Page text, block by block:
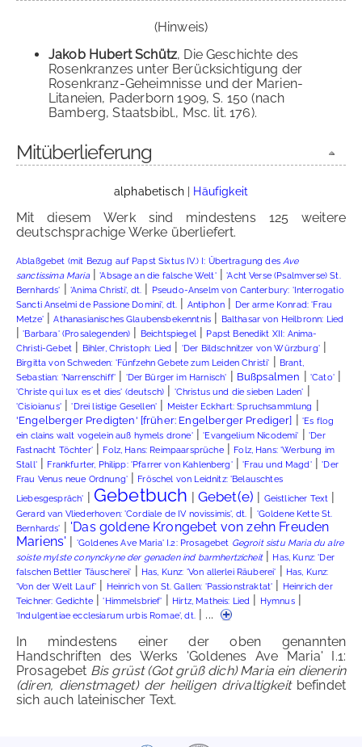
(Hinweis)
Jakob Hubert Schütz, Die Geschichte des
Rosenkranzes unter Berücksichtigung der
Rosenkranz-Geheimnisse und der Marien-
Litaneien, Paderborn 1909, S. 150 (nach
Bamberg, Staatsbibl., Msc. lit. 176).
Mitüberlieferung
alphabetisch| Häufigkeit
Mit diesem Werk sind mindestens 125 weitere
deutschsprachige Werke überliefert.
Ablaßgebet (mit Bezug auf Papst Sixtus IV.) I: Übertragung desAve
sanctissima Maria|'Absage an die falsche Welt'|'Acht Verse (Psalmverse) St.
Bernhards' |'Anima Christi', dt. | Pseudo-Anselm von Canterbury: 'Interrogatio
Sancti Anselmi de Passione Domini', dt. | Antiphon | Der arme Konrad: 'Frau
Metze'|Athanasianisches Glaubensbekenntnis | Balthasar von Heilbronn: Lied
|'Barbara' (Prosalegenden) | Beichtspiegel| Papst Benedikt XII: Anima-
Christi-Gebet | Bihler, Christoph: Lied | 'Der Bildschnitzer von Würzburg'|
Birgitta von Schweden: 'Fünfzehn Gebete zum Leiden Christi' | Brant,
Sebastian: 'Narrenschiff' | 'Der Bürger im Harnisch' | Bußpsalmen | 'Cato'|
'Christe qui lux es et dies' (deutsch) | 'Christus und die sieben Laden' |
'Cisioianus'|'Drei listige Gesellen' | Meister Eckhart: Spruchsammlung |
'Engelberger Predigten' [früher: Engelberger Prediger] |'Es flog
ein clains walt vogelein auß hymels drone'|'Evangelium Nicodemi' |'Der
Fastnacht Töchter'| Folz, Hans: Reimpaarsprüche| Folz, Hans: 'Werbung im
Stall'| Frankfurter, Philipp: 'Pfarrer von Kahlenberg'|'Frau und Magd'|'Der
Frau Venus neue Ordnung'| Fröschel von Leidnitz: 'Belauschtes
Liebesgespräch' | Gebetbuch | Gebet(e) | Geistlicher Text |
Gerard van Vliederhoven: 'Cordiale de IV novissimis', dt. | 'Goldene Kette St.
Bernhards' | 'Das goldene Krongebet von zehn Freuden
Mariens' | 'Goldenes Ave Maria' I.2: Prosagebet Gegroit sistu Maria du alre
soiste mylste conynckyne der genaden ind barmhertzicheit| Has, Kunz: 'Der
falschen Bettler Täuscherei' | Has, Kunz: 'Von allerlei Räuberei' | Has, Kunz:
'Von der Welt Lauf' | Heinrich von St. Gallen: 'Passionstraktat' | Heinrich der
Teichner: Gedichte|'Himmelsbrief' | Hirtz, Matheis: Lied | Hymnus|
'Indulgentiae ecclesiarum urbis Romae', dt.| ...
In mindestens einer der oben genannten
Handschriften des Werks 'Goldenes Ave Maria' I.1:
Prosagebet Bis grüst (Got grüß dich) Maria ein dienerin
(diren, dienstmaget) der heiligen drivaltigkeitbefindet
sich auch lateinischer Text.